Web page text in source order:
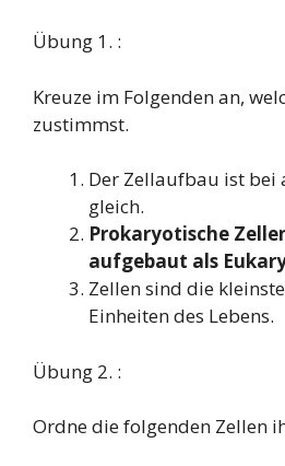
Übung 1. :
Kreuze im Folgenden an,
zustimmst.
Der Zellaufbau ist bei
gleich.
Prokaryotische
aufgebaut als
Zellen sind die
Einheiten des Lebens.
Übung 2. :
Ordne die folgenden Zellen